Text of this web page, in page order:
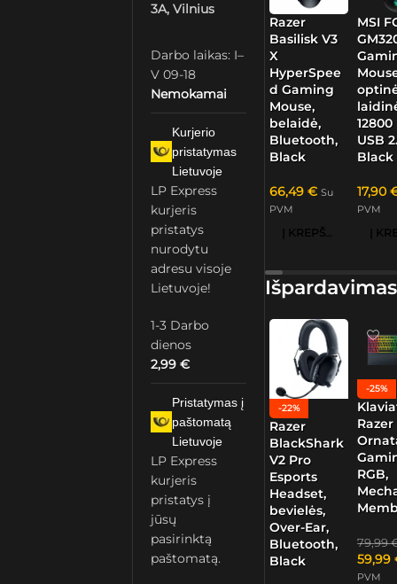
3A, Vilnius
Darbo laikas: I–
V 09-18
Nemokamai
Kurjerio
pristatymas
Lietuvoje
LP Express
kurjeris
pristatys
nurodytu
adresu visoje
Lietuvoje!
1-3 Darbo
dienos
2,99€
Pristatymas į
paštomatą
Lietuvoje
LP Express
kurjeris
pristatys į
jūsų
pasirinktą
paštomatą.
Razer
Basilisk V3
X
HyperSpee
d Gaming
Mouse,
belaidė,
Bluetooth,
Black
66,49 € Su
PVM
Į KREPŠELĮ
MSI
12800
USB
Black
17,90
PVM
Išpardavimas
-22%
Razer
BlackShark
V2 Pro
Esports
Headset,
bevielės,
Over-Ear,
Bluetooth,
Black
-25%
Razer
RGB,
79,99
59,99
PVM